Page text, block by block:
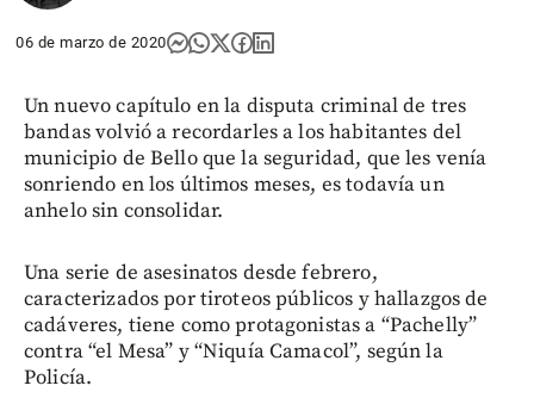
06 de marzo de 2020
Un nuevo capítulo en la disputa criminal de tres
bandas volvió a recordarles a los habitantes del
municipio de Bello que la seguridad, que les venía
sonriendo en los últimos meses, es todavía un
anhelo sin consolidar.
Una serie de asesinatos desde febrero,
caracterizados por tiroteos públicos y hallazgos de
cadáveres, tiene como protagonistas a “Pachelly”
contra “el Mesa” y “Niquía Camacol”, según la
Policía.